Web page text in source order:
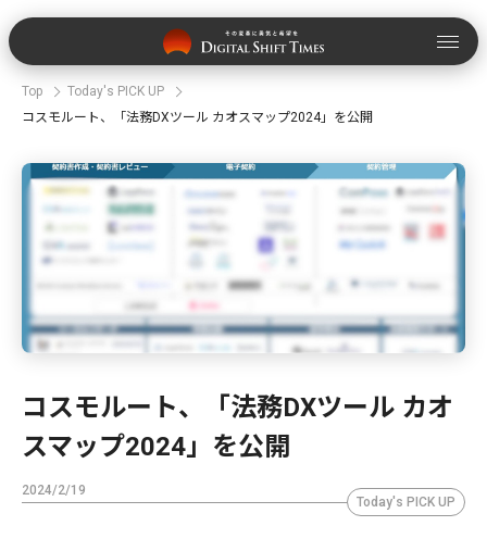
Top
Today's PICK UP
コスモルート、「法務DXツール カオスマップ2024」を公開
コスモルート、「法務DXツール カオ
スマップ2024」を公開
2024/2/19
Today's PICK UP